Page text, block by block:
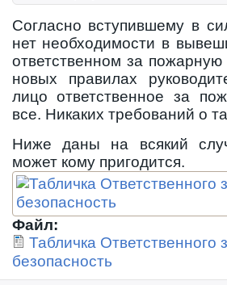
Согласно вступившему в
нет необходимости в
ответственном за пожарную
новых правилах
лицо ответственное за
все. Никаких требований о
Ниже даны на всякий
может кому пригодится.
Файл:
Табличка Ответственного
безопасность